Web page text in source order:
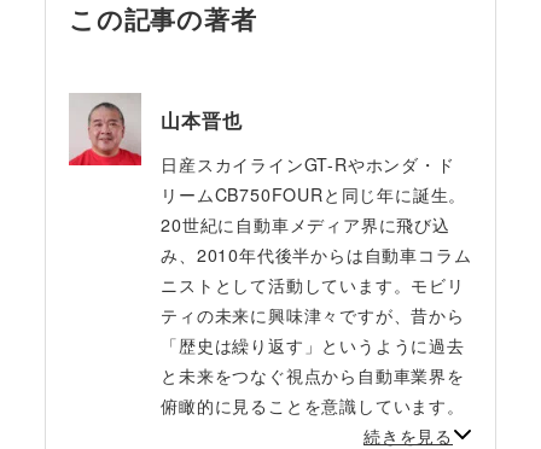
この記事の著者
山本晋也
日産スカイラインGT-Rやホンダ・ド
リームCB750FOURと同じ年に誕生。
20世紀に自動車メディア界に飛び込
み、2010年代後半からは自動車コラム
ニストとして活動しています。モビリ
ティの未来に興味津々ですが、昔から
「歴史は繰り返す」というように過去
と未来をつなぐ視点から自動車業界を
俯瞰的に見ることを意識しています。
続きを見る